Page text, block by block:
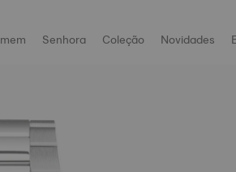
Senhora Coleção Novidades